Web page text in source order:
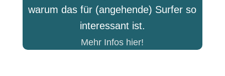
warum das für (angehende) Surfer so
interessant ist.
Mehr Infos hier!